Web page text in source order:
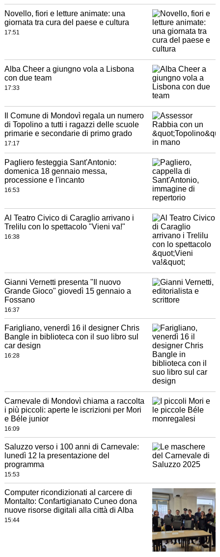
Novello, fiori e letture animate: una
giornata tra cura del paese e cultura
17:51
Alba Cheer a giungno vola a Lisbona
con due team
17:33
Il Comune di Mondovì regala un numero
di Topolino a tutti i ragazzi delle scuole
primarie e secondarie di primo grado
17:17
Pagliero festeggia Sant'Antonio:
domenica 18 gennaio messa,
processione e l'incanto
16:53
Al Teatro Civico di Caraglio arrivano i
Trelilu con lo spettacolo "Vieni va!"
16:38
Gianni Vernetti presenta "Il nuovo
Grande Gioco" giovedì 15 gennaio a
Fossano
16:37
Farigliano, venerdì 16 il designer Chris
Bangle in biblioteca con il suo libro sul
car design
16:28
Carnevale di Mondovì chiama a raccolta
i più piccoli: aperte le iscrizioni per Mori
e Béle junior
16:09
Saluzzo verso i 100 anni di Carnevale:
lunedì 12 la presentazione del
programma
15:53
Computer ricondizionati al carcere di
Montalto: Confartigianato Cuneo dona
nuove risorse digitali alla città di Alba
15:44